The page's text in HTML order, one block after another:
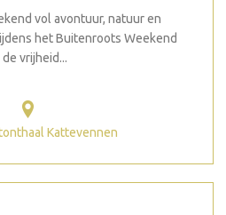
vol avontuur, natuur en
het Buitenroots Weekend
vrijheid...
Kattevennen